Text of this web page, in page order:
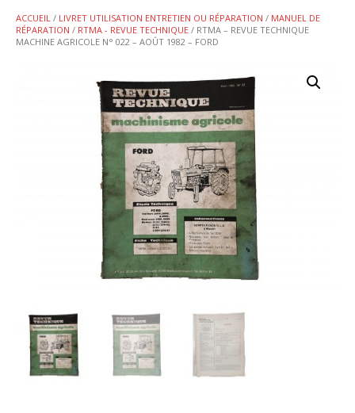
ACCUEIL / LIVRET UTILISATION ENTRETIEN OU RÉPARATION / MANUEL DE
RÉPARATION / RTMA - REVUE TECHNIQUE / RTMA – REVUE TECHNIQUE
MACHINE AGRICOLE N° 022 – AOÛT 1982 – FORD